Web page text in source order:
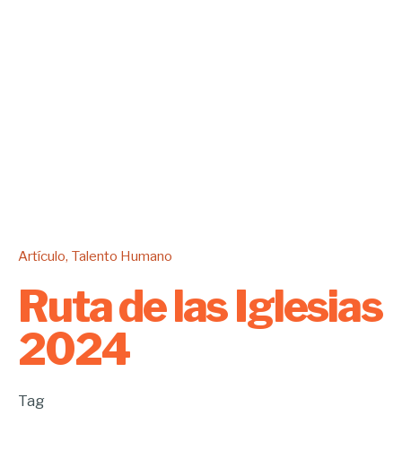
Artículo Talento Humano
Ruta de las Iglesias
2024
Tag